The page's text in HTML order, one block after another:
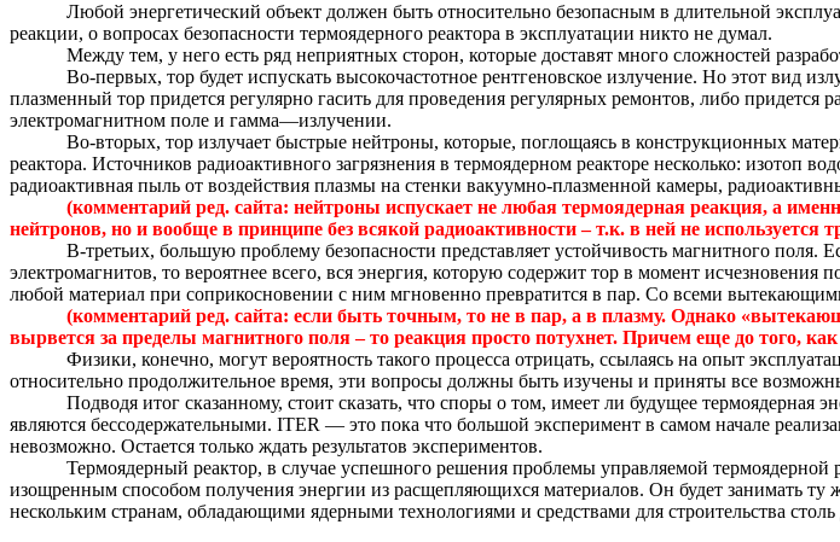
Любой энергетический объект должен быть относительно безопасным в длительной
реакции, о вопросах безопасности термоядерного реактора в эксплуатации никто не думал.
Между тем, у него есть ряд неприятных сторон, которые доставят много сложностей
Во-первых, тор будет испускать высокочастотное рентгеновское излучение. Но этот вид
плазменный тор придется регулярно гасить для проведения регулярных ремонтов, либо придется
электромагнитном поле и гамма—излучении.
Во-вторых, тор излучает быстрые нейтроны, которые, поглощаясь в конструкционных
реактора. Источников радиоактивного загрязнения в термоядерном реакторе несколько: изотоп
радиоактивная пыль от воздействия плазмы на стенки вакуумно-плазменной камеры,
(комментарий ред. сайта: нейтроны испускает не любая термоядерная реакция, а
нейтронов, но и вообще в принципе без всякой радиоактивности – т.к. в ней не используется
В-третьих, большую проблему безопасности представляет устойчивость магнитного поля.
электромагнитов, то вероятнее всего, вся энергия, которую содержит тор в момент
любой материал при соприкосновении с ним мгновенно превратится в пар. Со всеми
(комментарий ред. сайта: если быть точным, то не в пар, а в плазму. Однако
вырвется за пределы магнитного поля – то реакция просто потухнет. Причем еще до того, как
Физики, конечно, могут вероятность такого процесса отрицать, ссылаясь на опыт
относительно продолжительное время, эти вопросы должны быть изучены и приняты все
Подводя итог сказанному, стоит сказать, что споры о том, имеет ли будущее
являются бессодержательными. ITER — это пока что большой эксперимент в самом начале
невозможно. Остается только ждать результатов экспериментов.
Термоядерный реактор, в случае успешного решения проблемы управляемой термоядерной
изощренным способом получения энергии из расщепляющихся материалов. Он будет занимать ту
нескольким странам, обладающими ядерными технологиями и средствами для строительства